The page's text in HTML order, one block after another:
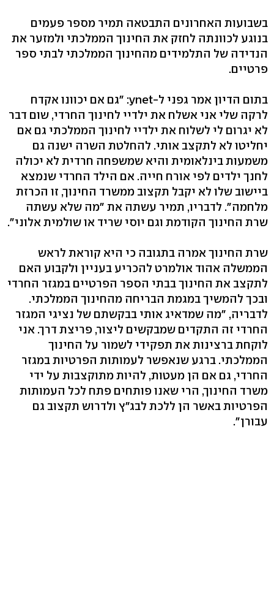
בשבועות האחרונים התבטאה תמיר מספר פעמים
בנוגע לכוונתה לחזק את החינוך הממלכתי ולמזער את
הנדידה של התלמידים מהחינוך הממלכתי לבתי ספר
פרטיים.
בתום הדיון אמר גפני ל-ynet: "גם אם יכוונו אקדח
לרקה שלי אני אשלח את ילדיי לחינוך החרדי, שום דבר
לא יגרום לי לשלוח את ילדיי לחינוך הממלכתי גם אם
יחליטו לא לתקצב אותי. להחלטת השרה ישנה גם
משמעות בינלאומית והיא שמשפחה חרדית לא יכולה
לחנך ילדים לפי אורח חייה. אם הילד החרדי שנמצא
ביישוב שלו לא יקבל תקצוב ממשרד החינוך, זו הכרזת
מלחמה". לדבריו, תמיר עשתה את "מה שלא עשתה
שרת החינוך הקודמת וגם יוסי שריד או שולמית אלוני".
שרת החינוך אמרה בתגובה כי היא קוראת לראש
הממשלה אהוד אולמרט להכריע בעניין ולקבוע האם
לתקצב את החינוך בבתי הספר הפרטיים במגזר החרדי
ובכך להמשיך במגמת הבריחה מהחינוך הממלכתי.
לדבריה, "מה שמדאיג אותי בבקשתם של נציגי המגזר
החרדי זה התקדים שמבקשים ליצור, פריצת דרך. אני
לוקחת ברצינות את תפקידי לשמור על החינוך
הממלכתי. ברגע שנאפשר לעמותות הפרטיות במגזר
החרדי, גם אם הן מעטות, להיות מתוקצבות על ידי
משרד החינוך, הרי שאנו פותחים פתח לכל העמותות
הפרטיות באשר הן ללכת לבג"ץ ולדרוש תקצוב גם
עבורן".